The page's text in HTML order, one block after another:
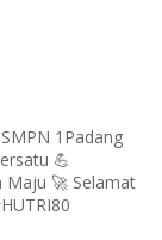
1Padang
💪
🚀 Selamat